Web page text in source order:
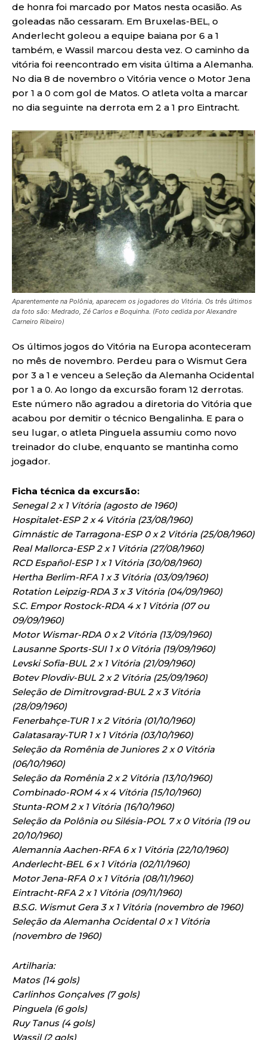
de honra foi marcado por Matos nesta ocasião. As
goleadas não cessaram. Em Bruxelas-BEL, o
Anderlecht goleou a equipe baiana por 6 a 1
também, e Wassil marcou desta vez. O caminho da
vitória foi reencontrado em visita última a Alemanha.
No dia 8 de novembro o Vitória vence o Motor Jena
por 1 a 0 com gol de Matos. O atleta volta a marcar
no dia seguinte na derrota em 2 a 1 pro Eintracht.
Aparentemente na Polônia, aparecem os jogadores do Vitória. Os três últimos
da foto são: Medrado, Zé Carlos e Boquinha. (Foto cedida por Alexandre
Carneiro Ribeiro)
Os últimos jogos do Vitória na Europa aconteceram
no mês de novembro. Perdeu para o Wismut Gera
por 3 a 1 e venceu a Seleção da Alemanha Ocidental
por 1 a 0. Ao longo da excursão foram 12 derrotas.
Este número não agradou a diretoria do Vitória que
acabou por demitir o técnico Bengalinha. E para o
seu lugar, o atleta Pinguela assumiu como novo
treinador do clube, enquanto se mantinha como
jogador.
Ficha técnica da excursão:
Senegal 2 x 1 Vitória (agosto de 1960)
Hospitalet-ESP 2 x 4 Vitória (23/08/1960)
Gimnástic de Tarragona-ESP 0 x 2 Vitória (25/08/1960)
Real Mallorca-ESP 2 x 1 Vitória (27/08/1960)
RCD Español-ESP 1 x 1 Vitória (30/08/1960)
Hertha Berlim-RFA 1 x 3 Vitória (03/09/1960)
Rotation Leipzig-RDA 3 x 3 Vitória (04/09/1960)
S.C. Empor Rostock-RDA 4 x 1 Vitória (07 ou
09/09/1960)
Motor Wismar-RDA 0 x 2 Vitória (13/09/1960)
Lausanne Sports-SUI 1 x 0 Vitória (19/09/1960)
Levski Sofia-BUL 2 x 1 Vitória (21/09/1960)
Botev Plovdiv-BUL 2 x 2 Vitória (25/09/1960)
Seleção de Dimitrovgrad-BUL 2 x 3 Vitória
(28/09/1960)
Fenerbahçe-TUR 1 x 2 Vitória (01/10/1960)
Galatasaray-TUR 1 x 1 Vitória (03/10/1960)
Seleção da Romênia de Juniores 2 x 0 Vitória
(06/10/1960)
Seleção da Romênia 2 x 2 Vitória (13/10/1960)
Combinado-ROM 4 x 4 Vitória (15/10/1960)
Stunta-ROM 2 x 1 Vitória (16/10/1960)
Seleção da Polônia ou Silésia-POL 7 x 0 Vitória (19 ou
20/10/1960)
Alemannia Aachen-RFA 6 x 1 Vitória (22/10/1960)
Anderlecht-BEL 6 x 1 Vitória (02/11/1960)
Motor Jena-RFA 0 x 1 Vitória (08/11/1960)
Eintracht-RFA 2 x 1 Vitória (09/11/1960)
B.S.G. Wismut Gera 3 x 1 Vitória (novembro de 1960)
Seleção da Alemanha Ocidental 0 x 1 Vitória
(novembro de 1960)
Artilharia:
Matos (14 gols)
Carlinhos Gonçalves (7 gols)
Pinguela (6 gols)
Ruy Tanus (4 gols)
Wassil (2 gols)